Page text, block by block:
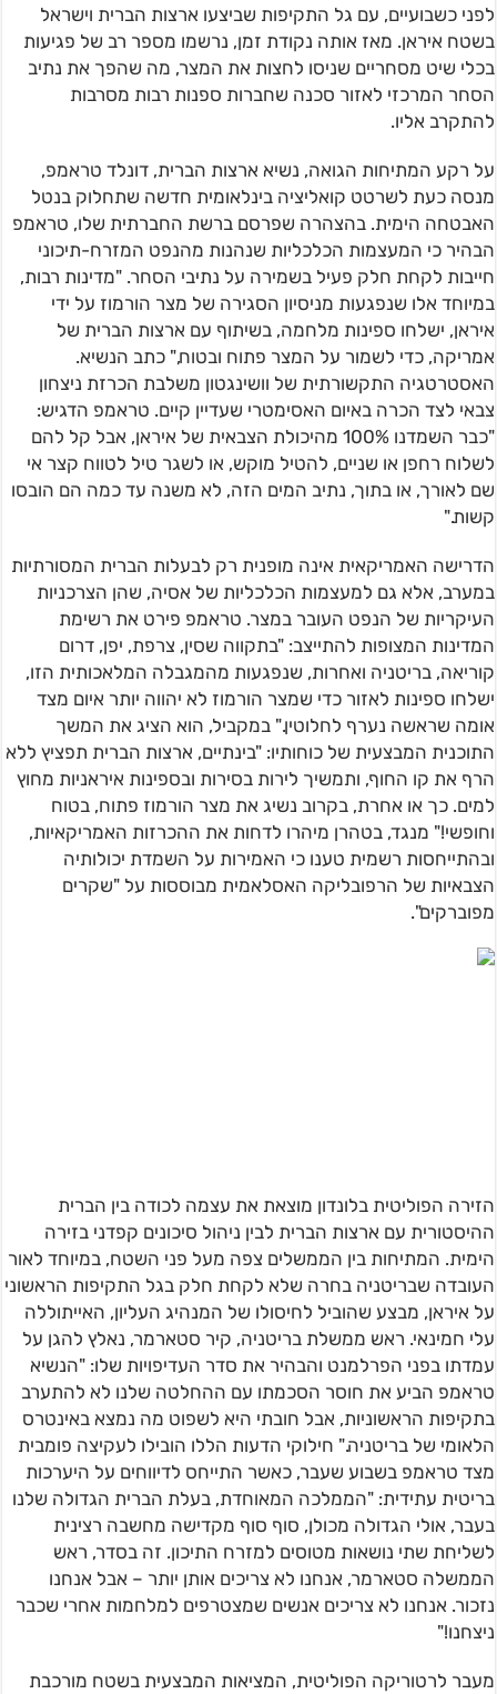
לפני כשבועיים, עם גל התקיפות שביצעו ארצות הברית וישראל
בשטח איראן. מאז אותה נקודת זמן, נרשמו מספר רב של פגיעות
בכלי שיט מסחריים שניסו לחצות את המצר, מה שהפך את נתיב
הסחר המרכזי לאזור סכנה שחברות ספנות רבות מסרבות
להתקרב אליו.
על רקע המתיחות הגואה, נשיא ארצות הברית, דונלד טראמפ,
מנסה כעת לשרטט קואליציה בינלאומית חדשה שתחלוק בנטל
האבטחה הימית. בהצהרה שפרסם ברשת החברתית שלו, טראמפ
הבהיר כי המעצמות הכלכליות שנהנות מהנפט המזרח-תיכוני
חייבות לקחת חלק פעיל בשמירה על נתיבי הסחר. "מדינות רבות,
במיוחד אלו שנפגעות מניסיון הסגירה של מצר הורמוז על ידי
איראן, ישלחו ספינות מלחמה, בשיתוף עם ארצות הברית של
אמריקה, כדי לשמור על המצר פתוח ובטוח," כתב הנשיא.
האסטרטגיה התקשורתית של וושינגטון משלבת הכרזת ניצחון
צבאי לצד הכרה באיום האסימטרי שעדיין קיים. טראמפ הדגיש:
"כבר השמדנו 100% מהיכולת הצבאית של איראן, אבל קל להם
לשלוח רחפן או שניים, להטיל מוקש, או לשגר טיל לטווח קצר אי
שם לאורך, או בתוך, נתיב המים הזה, לא משנה עד כמה הם הובסו
קשות."
הדרישה האמריקאית אינה מופנית רק לבעלות הברית המסורתיות
במערב, אלא גם למעצמות הכלכליות של אסיה, שהן הצרכניות
העיקריות של הנפט העובר במצר. טראמפ פירט את רשימת
המדינות המצופות להתייצב: "בתקווה שסין, צרפת, יפן, דרום
קוריאה, בריטניה ואחרות, שנפגעות מהמגבלה המלאכותית הזו,
ישלחו ספינות לאזור כדי שמצר הורמוז לא יהווה יותר איום מצד
אומה שראשה נערף לחלוטין." במקביל, הוא הציג את המשך
התוכנית המבצעית של כוחותיו: "בינתיים, ארצות הברית תפציץ ללא
הרף את קו החוף, ותמשיך לירות בסירות ובספינות איראניות מחוץ
למים. כך או אחרת, בקרוב נשיג את מצר הורמוז פתוח, בטוח
וחופשי!" מנגד, בטהרן מיהרו לדחות את ההכרזות האמריקאיות,
ובהתייחסות רשמית טענו כי האמירות על השמדת יכולותיה
הצבאיות של הרפובליקה האסלאמית מבוססות על "שקרים
מפוברקים".
הזירה הפוליטית בלונדון מוצאת את עצמה לכודה בין הברית
ההיסטורית עם ארצות הברית לבין ניהול סיכונים קפדני בזירה
הימית. המתיחות בין הממשלים צפה מעל פני השטח, במיוחד לאור
העובדה שבריטניה בחרה שלא לקחת חלק בגל התקיפות הראשוני
על איראן, מבצע שהוביל לחיסולו של המנהיג העליון, האייתוללה
עלי חמינאי. ראש ממשלת בריטניה, קיר סטארמר, נאלץ להגן על
עמדתו בפני הפרלמנט והבהיר את סדר העדיפויות שלו: "הנשיא
טראמפ הביע את חוסר הסכמתו עם ההחלטה שלנו לא להתערב
בתקיפות הראשוניות, אבל חובתי היא לשפוט מה נמצא באינטרס
הלאומי של בריטניה." חילוקי הדעות הללו הובילו לעקיצה פומבית
מצד טראמפ בשבוע שעבר, כאשר התייחס לדיווחים על היערכות
בריטית עתידית: "הממלכה המאוחדת, בעלת הברית הגדולה שלנו
בעבר, אולי הגדולה מכולן, סוף סוף מקדישה מחשבה רצינית
לשליחת שתי נושאות מטוסים למזרח התיכון. זה בסדר, ראש
הממשלה סטארמר, אנחנו לא צריכים אותן יותר – אבל אנחנו
נזכור. אנחנו לא צריכים אנשים שמצטרפים למלחמות אחרי שכבר
ניצחנו!"
מעבר לרטוריקה הפוליטית, המציאות המבצעית בשטח מורכבת